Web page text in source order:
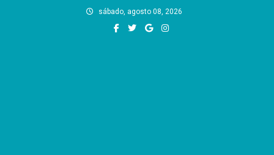
sábado, agosto 08, 2026